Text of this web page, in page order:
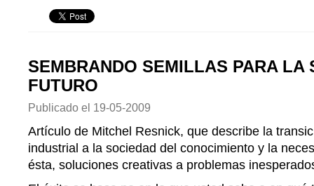
SEMBRANDO SEMILLAS PARA LA
FUTURO
Publicado el 19-05-2009
Artículo de Mitchel Resnick, que describe la
industrial a la sociedad del conocimiento y la
ésta, soluciones creativas a problemas